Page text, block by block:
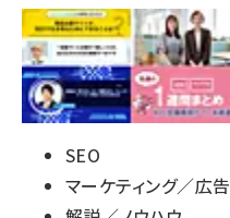
SEO
マーケティング／広告